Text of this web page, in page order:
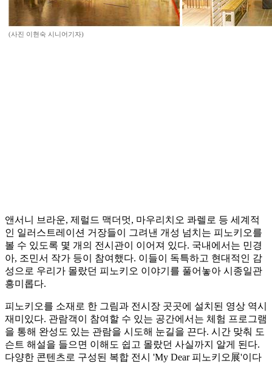
(사진 이현숙 시니어기자)
앤서니 브라운, 제럴드 맥더멋, 마우리치오 콰렐로 등 세계적
인 일러스트레이션 거장들이 그려낸 개성 넘치는 피노키오를
볼 수 있도록 몇 개의 전시관이 이어져 있다. 국내에서는 민경
아, 조민서 작가 등이 참여했다. 이들이 독특하고 현대적인 감
성으로 우리가 몰랐던 피노키오 이야기를 풀어놓아 시종일관
흥미롭다.
피노키오를 소재로 한 그림과 전시장 곳곳에 설치된 영상 역시
재미있다. 관람객이 참여할 수 있는 공간에서는 체험 프로그램
을 통해 완성도 있는 관람을 시도해 눈길을 끈다. 시간 맞춰 도
슨트 해설을 들으면 이해도 쉽고 몰랐던 사실까지 알게 된다.
다양한 콘텐츠로 구성된 복합 전시 'My Dear 피노키오展'이다